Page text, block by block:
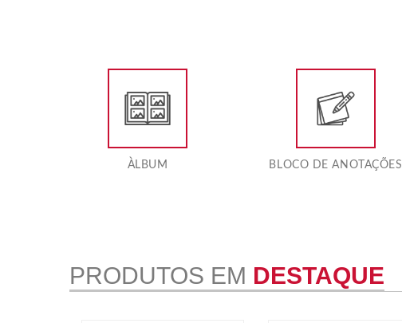
ÀLBUM BLOCO DE ANOTAÇÕES
PRODUTOS EM DESTAQUE